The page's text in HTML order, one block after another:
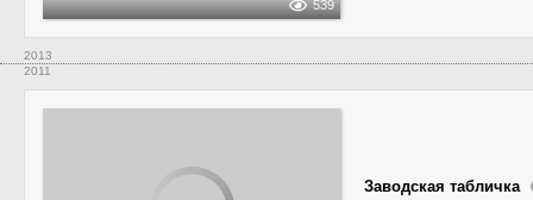
539
2013
2011
Заводская табличка